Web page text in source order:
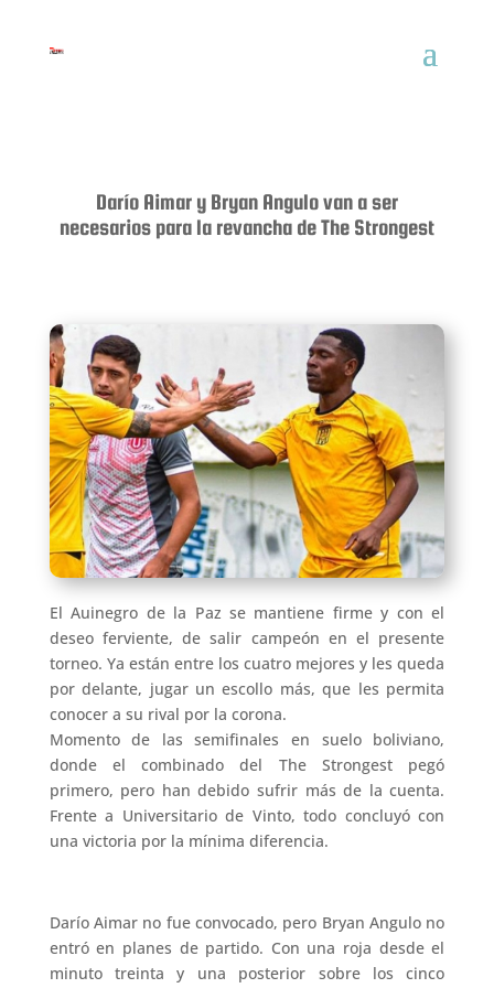
Darío Aimar y Bryan Angulo van a ser
necesarios para la revancha de The Strongest
El Auinegro de la Paz se mantiene firme y con el
deseo ferviente, de salir campeón en el presente
torneo. Ya están entre los cuatro mejores y les queda
por delante, jugar un escollo más, que les permita
conocer a su rival por la corona.
Momento de las semifinales en suelo boliviano,
donde el combinado del The Strongest pegó
primero, pero han debido sufrir más de la cuenta.
Frente a Universitario de Vinto, todo concluyó con
una victoria por la mínima diferencia.
Darío Aimar no fue convocado, pero Bryan Angulo no
entró en planes de partido. Con una roja desde el
minuto treinta y una posterior sobre los cinco